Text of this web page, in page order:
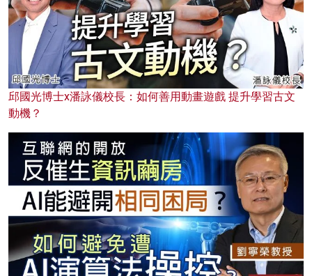
邱國光博士x潘詠儀校長：如何善用動畫遊戲 提升學習古文
動機？